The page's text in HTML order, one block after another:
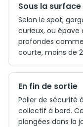
Sous la surface
Selon le spot,
curieux, ou épave
profondes
courte, moins de
En fin de sortie
Palier de sécurité
collectif à bord.
plongées dans la